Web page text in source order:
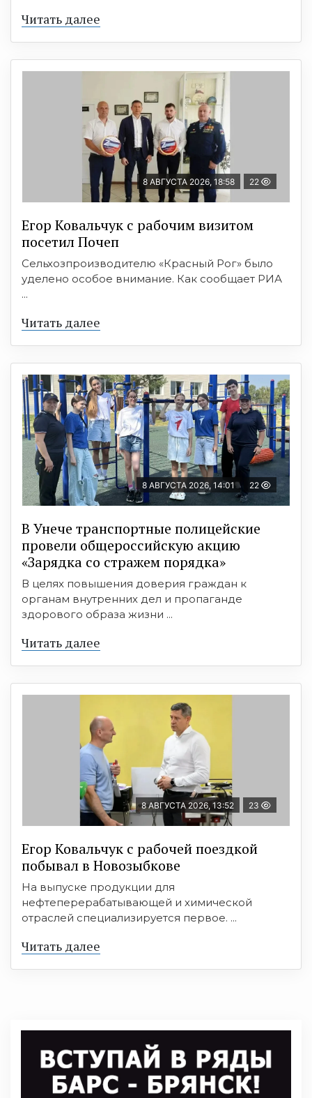
Читать далее
8 АВГУСТА 2026, 18:58 22
Егор Ковальчук с рабочим визитом
посетил Почеп
Сельхозпроизводителю «Красный Рог» было
уделено особое внимание. Как сообщает РИА
...
Читать далее
8 АВГУСТА 2026, 14:01 22
В Унече транспортные полицейские
провели общероссийскую акцию
«Зарядка со стражем порядка»
В целях повышения доверия граждан к
органам внутренних дел и пропаганде
здорового образа жизни ...
Читать далее
8 АВГУСТА 2026, 13:52 23
Егор Ковальчук с рабочей поездкой
побывал в Новозыбкове
На выпуске продукции для
нефтеперерабатывающей и химической
отраслей специализируется первое. ...
Читать далее